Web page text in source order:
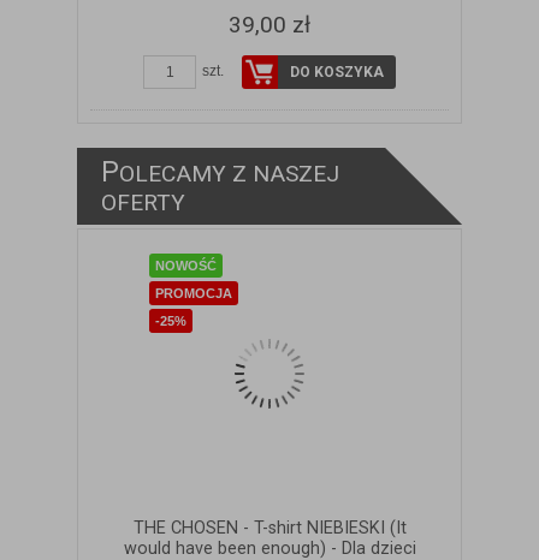
39,00 zł
szt. DO KOSZYKA
POLECAMY Z NASZEJ
OFERTY
ZOBACZ SZCZEGÓŁY
NOWOŚĆ
PROMOCJA
-25%
THE CHOSEN - T-shirt NIEBIESKI (It
would have been enough) - Dla dzieci